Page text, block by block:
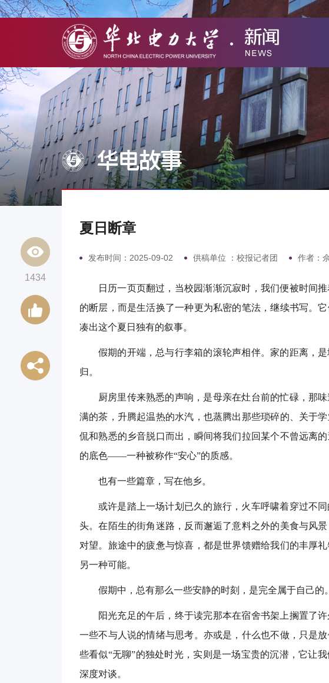
华电故事
夏日断章
发布时间：2025-09-02 供稿单位 ：校报记者团 作者：
日历一页页翻过，当校园渐渐沉寂时，我们便被时间
的断层，而是生活换了一种更为私密的笔法，继续书写。
凑出这个夏日独有的叙事。
假期的开端，总与行李箱的滚轮声相伴。家的距离，
归。
厨房里传来熟悉的声响，是母亲在灶台前的忙碌，那
满的茶，升腾起温热的水汽，也蒸腾出那些琐碎的、关于
侃和熟悉的乡音脱口而出，瞬间将我们拉回某个不曾远离
的底色——一种被称作“安心”的质感。
也有一些篇章，写在他乡。
或许是踏上一场计划已久的旅行，火车呼啸着穿过不
头。在陌生的街角迷路，反而邂逅了意料之外的美食与风
对望。旅途中的疲惫与惊喜，都是世界馈赠给我们的丰厚
另一种可能。
假期中，总有那么一些安静的时刻，是完全属于自己的。
阳光充足的午后，终于读完那本在宿舍书架上搁置了
一些不与人说的情绪与思考。亦或是，什么也不做，只是
些看似“无聊”的独处时光，实则是一场宝贵的沉潜，它让
深度对谈。
1434